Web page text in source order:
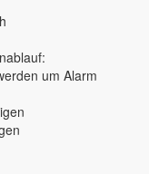
um Alarm